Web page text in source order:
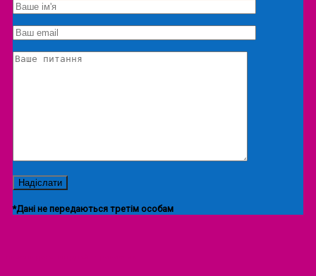
Екскурсія/локація
*Дані не передаються третім особам